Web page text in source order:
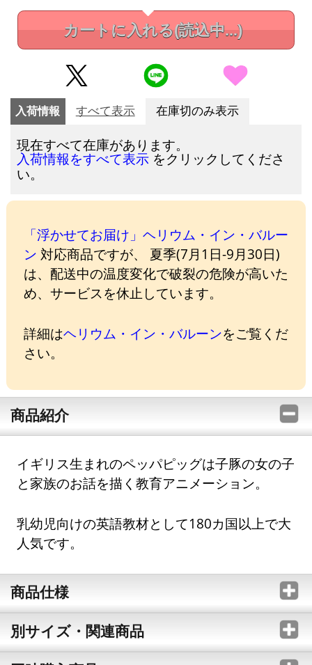
カートに入れる(読込中...)
入荷情報 すべて表示 在庫切のみ表示
現在すべて在庫があります。
入荷情報をすべて表示 をクリックしてくださ
い。
「浮かせてお届け」ヘリウム・イン・バルー
ン 対応商品ですが、 夏季(7月1日-9月30日)
は、配送中の温度変化で破裂の危険が高いた
め、サービスを休止しています。
詳細はヘリウム・イン・バルーンをご覧くだ
さい。
商品紹介
イギリス生まれのペッパピッグは子豚の女の子
と家族のお話を描く教育アニメーション。
乳幼児向けの英語教材として180カ国以上で大
人気です。
商品仕様
別サイズ・関連商品